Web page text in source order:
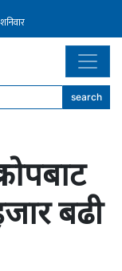
search
बढी